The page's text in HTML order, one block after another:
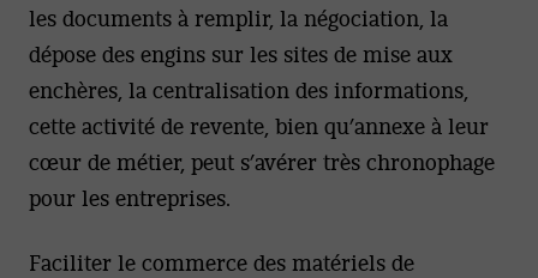
les documents à remplir, la négociation, la
dépose des engins sur les sites de mise aux
enchères, la centralisation des informations,
cette activité de revente, bien qu’annexe à leur
cœur de métier, peut s’avérer très chronophage
pour les entreprises.
Faciliter le commerce des matériels de